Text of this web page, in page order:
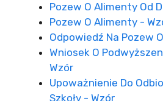
Pozew O Alimenty Od
Pozew O Alimenty -
Odpowiedź Na Pozew
Wniosek O
Wzór
Upoważnienie Do
Szkoły - Wzór